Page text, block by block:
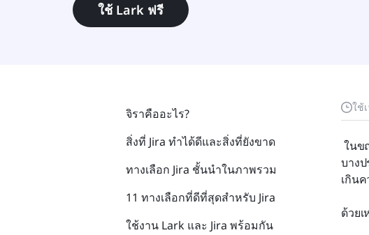
ใช้ Lark ฟรี
ใช้
บาง
เกิน
ด้วย
จิราคืออะไร?
สิ่งที่ Jira ทำได้ดีและสิ่งที่ยังขาด
ทางเลือก Jira ชั้นนำในภาพรวม
11 ทางเลือกที่ดีที่สุดสำหรับ Jira
ใช้งาน Lark และ Jira พร้อมกัน